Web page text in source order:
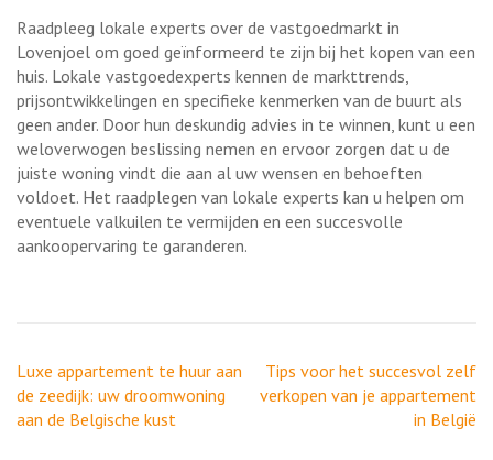
Raadpleeg lokale experts over de vastgoedmarkt in
Lovenjoel om goed geïnformeerd te zijn bij het kopen van een
huis. Lokale vastgoedexperts kennen de markttrends,
prijsontwikkelingen en specifieke kenmerken van de buurt als
geen ander. Door hun deskundig advies in te winnen, kunt u een
weloverwogen beslissing nemen en ervoor zorgen dat u de
juiste woning vindt die aan al uw wensen en behoeften
voldoet. Het raadplegen van lokale experts kan u helpen om
eventuele valkuilen te vermijden en een succesvolle
aankoopervaring te garanderen.
Berichtnavigatie
Luxe appartement te huur aan
de zeedijk: uw droomwoning
aan de Belgische kust
Tips voor het succesvol zelf
verkopen van je appartement
in België